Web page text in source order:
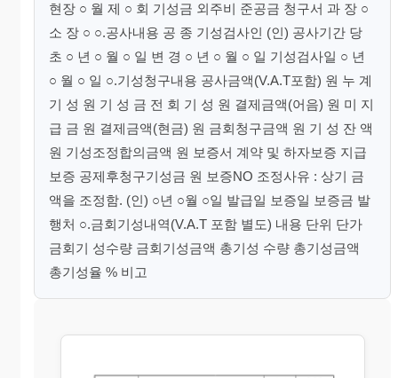
현장 ○ 월 제 ○ 회 기성금 외주비 준공금 청구서 과 장 ○
소 장 ○ ○.공사내용 공 종 기성검사인 (인) 공사기간 당
초 ○ 년 ○ 월 ○ 일 변 경 ○ 년 ○ 월 ○ 일 기성검사일 ○ 년
○ 월 ○ 일 ○.기성청구내용 공사금액(V.A.T포함) 원 누 계
기 성 원 기 성 금 전 회 기 성 원 결제금액(어음) 원 미 지
급 금 원 결제금액(현금) 원 금회청구금액 원 기 성 잔 액
원 기성조정합의금액 원 보증서 계약 및 하자보증 지급
보증 공제후청구기성금 원 보증NO 조정사유 : 상기 금
액을 조정함. (인) ○년 ○월 ○일 발급일 보증일 보증금 발
행처 ○.금회기성내역(V.A.T 포함 별도) 내용 단위 단가
금회기 성수량 금회기성금액 총기성 수량 총기성금액
총기성율 % 비고